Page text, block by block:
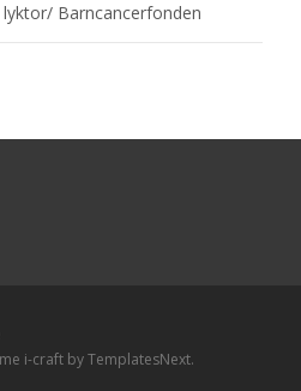
Barncancerfonden
i-craft by TemplatesNext.